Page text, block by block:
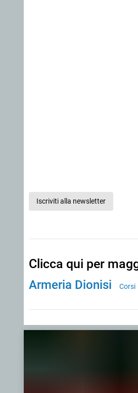
Iscriviti alla newsletter
Clicca qui per
Armeria Dionisi Corsi